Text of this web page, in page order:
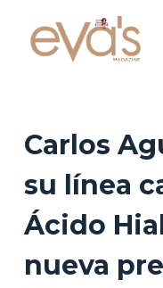
o
Carlos
su línea
Ácido
nueva